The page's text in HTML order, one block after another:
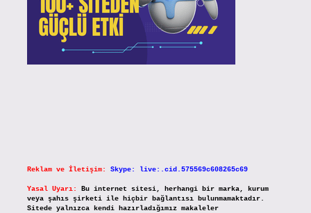
Reklam ve İletişim: Skype: live:.cid.575569c608265c69
Yasal Uyarı:
Bu internet sitesi, herhangi bir marka, kurum
veya şahıs şirketi ile hiçbir bağlantısı bulunmamaktadır.
Sitede yalnızca kendi hazırladığımız makaleler